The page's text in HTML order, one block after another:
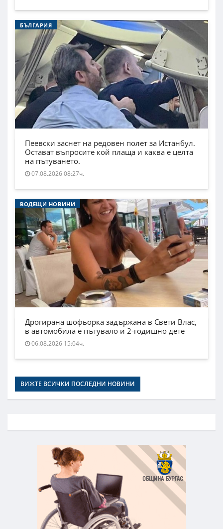
БЪЛГАРИЯ
Пеевски заснет на редовен полет за Истанбул.
Остават въпросите кой плаща и каква е целта
на пътуването.
07.08.2026 08:27ч.
ВОДЕЩИ НОВИНИ
Дрогирана шофьорка задържана в Свети Влас,
в автомобила е пътувало и 2-годишно дете
06.08.2026 15:04ч.
ВИЖТЕ ВСИЧКИ ПОСЛЕДНИ НОВИНИ